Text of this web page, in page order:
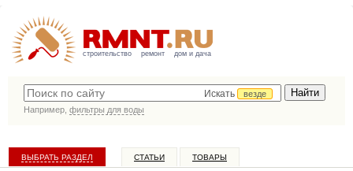
строительство ремонт дом и дача
Искать
везде
Например, фильтры для воды
ВЫБРАТЬ РАЗДЕЛ СТАТЬИ ТОВАРЫ